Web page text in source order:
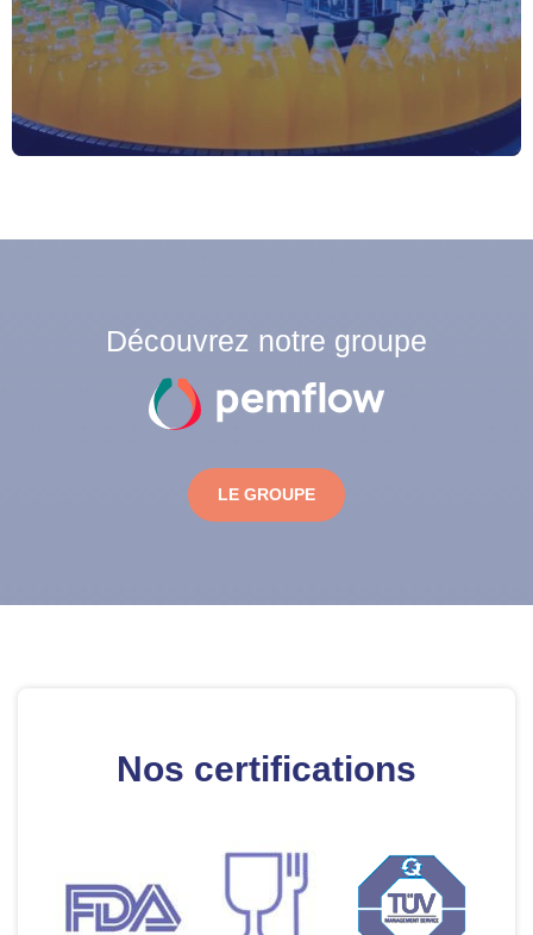
Découvrez notre groupe
LE GROUPE
Nos certifications